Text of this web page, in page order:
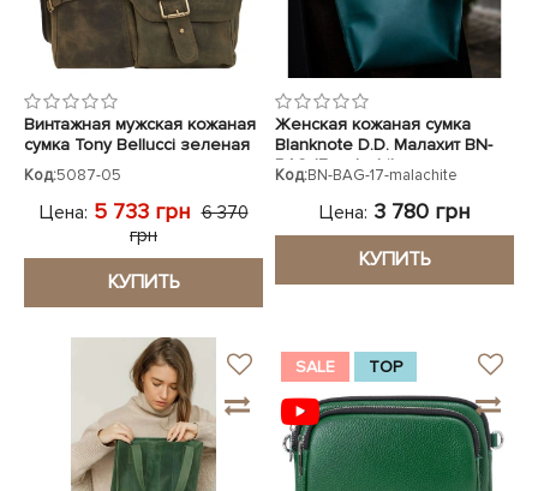
Винтажная мужская кожаная
сумка Tony Bellucci зеленая
Код:5087-05
Цена: 5 733 грн 6 370
грн
КУПИТЬ
Женская кожаная сумка
Blanknote D.D. Малахит BN-
BAG-17-malachite
Код:BN-BAG-17-malachite
Цена: 3 780 грн
КУПИТЬ
SALE TOP